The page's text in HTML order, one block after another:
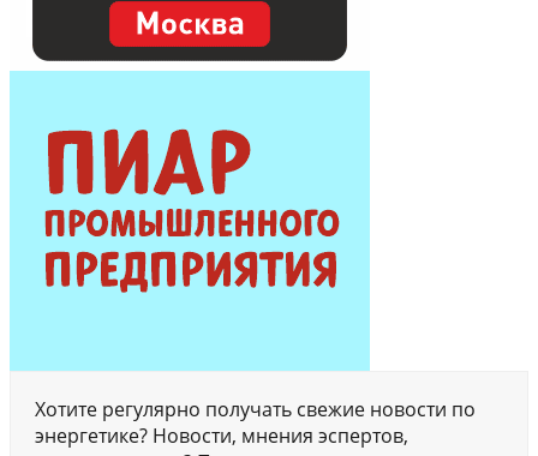
Хотите регулярно получать свежие новости по
энергетике? Новости, мнения эспертов,